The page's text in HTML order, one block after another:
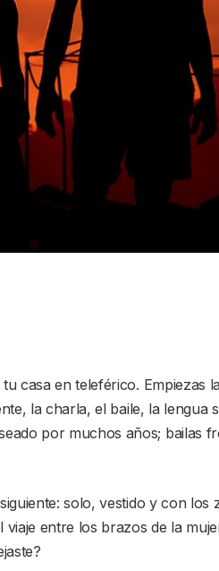
casa en teleférico. Empiezas
la charla, el baile, la lengua
por muchos años; bailas
solo, vestido y con los
entre los brazos de la